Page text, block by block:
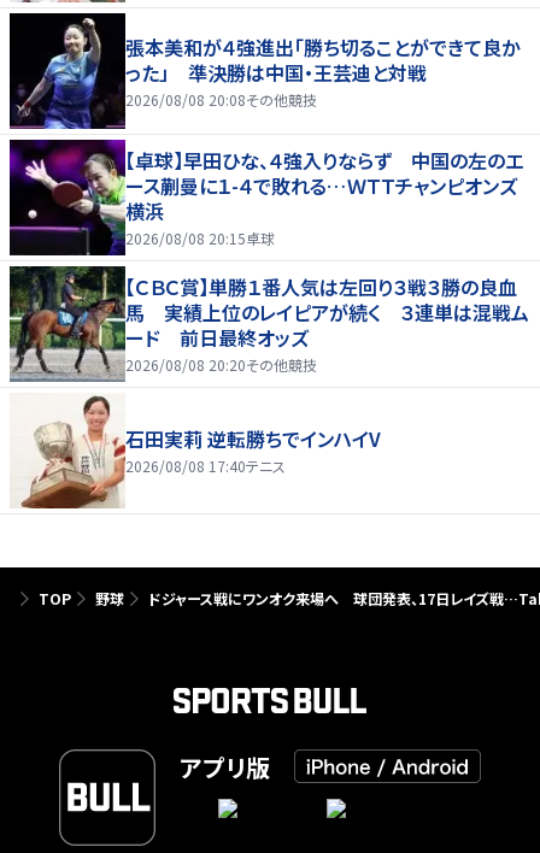
張本美和が４強進出「勝ち切ることができて良か
った」 準決勝は中国・王芸迪と対戦
2026/08/08 20:08その他競技
【卓球】早田ひな、４強入りならず 中国の左のエ
ース蒯曼に１-４で敗れる…ＷＴＴチャンピオンズ
横浜
2026/08/08 20:15卓球
【ＣＢＣ賞】単勝１番人気は左回り３戦３勝の良血
馬 実績上位のレイピアが続く ３連単は混戦ム
ード 前日最終オッズ
2026/08/08 20:20その他競技
石田実莉 逆転勝ちでインハイV
2026/08/08 17:40テニス
TOP 野球 ドジャース戦にワンオク来場へ 球団発表、17日レイズ戦
アプリ版